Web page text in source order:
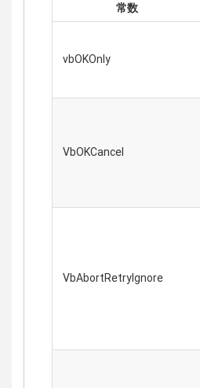
常数
vbOKOnly
VbOKCancel
VbAbortRetryIgnore